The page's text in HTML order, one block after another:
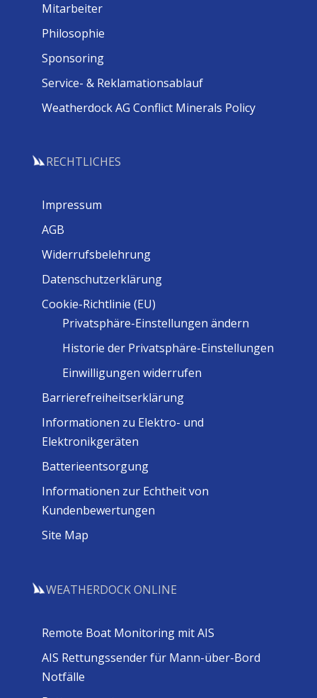
Mitarbeiter
Philosophie
Sponsoring
Service- & Reklamationsablauf
Weatherdock AG Conflict Minerals Policy
RECHTLICHES
Impressum
AGB
Widerrufsbelehrung
Datenschutzerklärung
Cookie-Richtlinie (EU)
Privatsphäre-Einstellungen ändern
Historie der Privatsphäre-Einstellungen
Einwilligungen widerrufen
Barrierefreiheitserklärung
Informationen zu Elektro- und
Elektronikgeräten
Batterieentsorgung
Informationen zur Echtheit von
Kundenbewertungen
Site Map
WEATHERDOCK ONLINE
Remote Boat Monitoring mit AIS
AIS Rettungssender für Mann-über-Bord
Notfälle